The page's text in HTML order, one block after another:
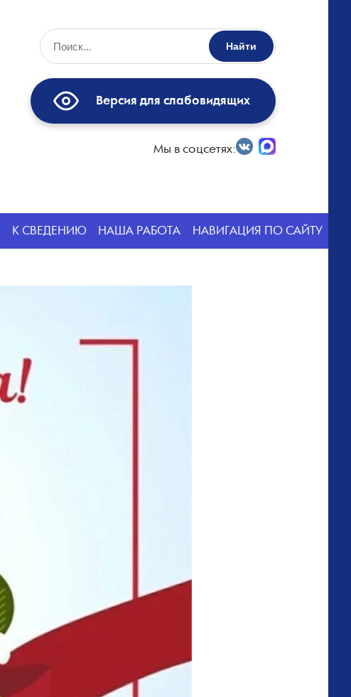
Найти
Версия для слабовидящих
Мы в соцсетях:
К СВЕДЕНИЮ НАША РАБОТА НАВИГАЦИЯ ПО САЙТУ